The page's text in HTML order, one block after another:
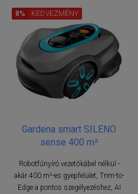
Gardena smart SILENO
sense 400 m²
Robotfűnyíró vezetőkábel nélkül -
akár 400 m²-es gyepfelület, Trim-to-
Edge a pontos szegélyezéshez, AI
8% KEDVEZMÉNY